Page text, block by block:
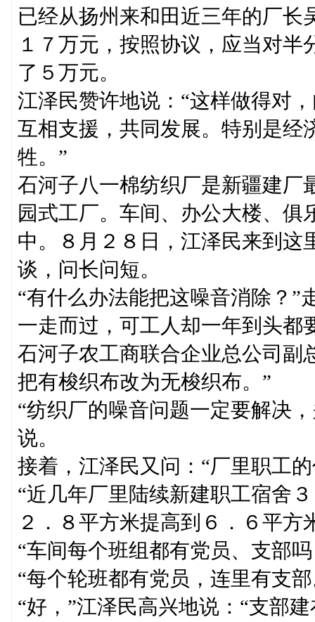
已经从扬州来和田近三年的厂长
１７万元，按照协议，应当对
了５万元。
江泽民赞许地说：“这样做得对
互相支援，共同发展。特别是经
牲。”
石河子八一棉纺织厂是新疆建厂
园式工厂。车间、办公大楼、
中。８月２８日，江泽民来到这
谈，问长问短。
“有什么办法能把这噪音消除？”
一走而过，可工人却一年到头都
石河子农工商联合企业总公司副
把有梭织布改为无梭织布。”
“纺织厂的噪音问题一定要解决
说。
接着，江泽民又问：“厂里职工
“近几年厂里陆续新建职工宿舍
２．８平方米提高到６．６平方
“车间每个班组都有党员、支部吗
“每个轮班都有党员，连里有支部
“好，”江泽民高兴地说：“支部